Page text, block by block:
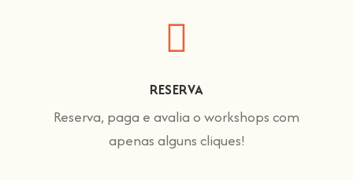
RESERVA
Reserva, paga e avalia o workshops com
apenas alguns cliques!